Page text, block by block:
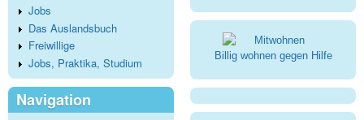
Jobs
Das Auslandsbuch
Freiwillige
Jobs, Praktika, Studium
Navigation
Billig wohnen gegen Hilfe